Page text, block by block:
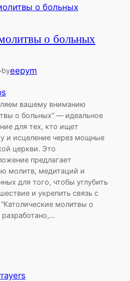
о больных
byeepym
вашему вниманию
о больных” — идеальное
для тех, кто ищет
и исцеление через мощные
церкви. Это
предлагает
молитв, медитаций и
для того, чтобы углубить
и укрепить связь с
молитвы о